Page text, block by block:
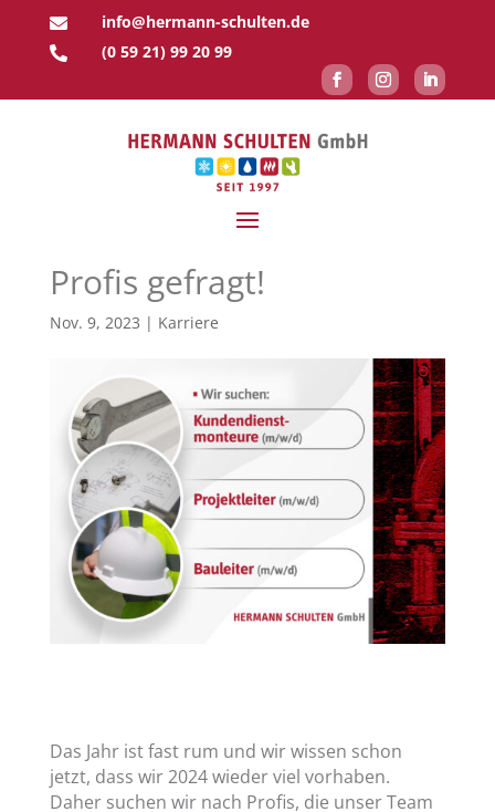
 info@hermann-schulten.de
 (0 59 21) 99 20 99
Profis gefragt!
Nov. 9, 2023 | Karriere
Das Jahr ist fast rum und wir wissen schon
jetzt, dass wir 2024 wieder viel vorhaben.
Daher suchen wir nach Profis, die unser Team